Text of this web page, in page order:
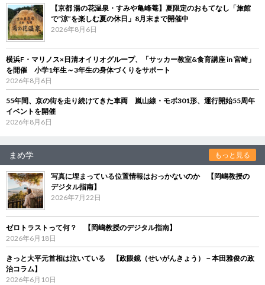
【京都 湯の花温泉・すみや亀峰菴】夏限定のおもてなし「旅館
で“涼”を楽しむ夏の休日」8月末まで開催中
2026年8月6日
横浜F・マリノス×日清オイリオグループ、「サッカー教室&食育講座 in 宮崎」
を開催 小学1年生～3年生の身体づくりをサポート
2026年8月6日
55年間、京の街を走り続けてきた車両 嵐山線・モボ301形、運行開始55周年
イベントを開催
2026年8月6日
まめ学 もっと見る
写真に埋まっている位置情報はおっかないのか 【岡嶋教授の
デジタル指南】
2026年7月22日
ゼロトラストって何？ 【岡嶋教授のデジタル指南】
2026年6月18日
きっと大平元首相は泣いている 【政眼鏡（せいがんきょう）－本田雅俊の政
治コラム】
2026年6月10日